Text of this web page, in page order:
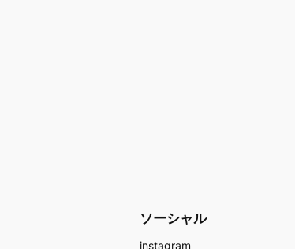
ソーシャル
instagram